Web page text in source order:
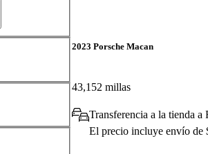
2023 Porsche Macan
43,152 millas
Transferencia a la tienda
El precio incluye envío de